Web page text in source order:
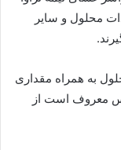
محلول و سایر
به همراه مقداری
معروف است از